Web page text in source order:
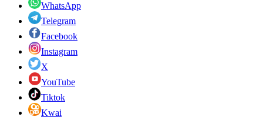
WhatsApp
Telegram
Facebook
Instagram
X
YouTube
Tiktok
Kwai